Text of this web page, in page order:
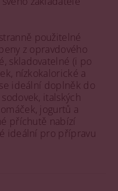
použitelné
z opravdového
skladovatelné (i po
nízkokalorické a
ideální doplněk do
italských
jogurtů a
příchutě nabízí
ideální pro přípravu